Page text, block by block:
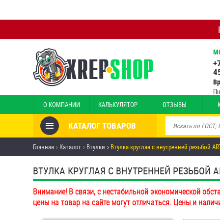
О КОМПАНИИ КАЛЬКУЛЯТОР ОТЗЫВЫ
КАТАЛОГ ТОВАРОВ
Товары со скидкой
Анкеры
Антивандальный крепёж,
инструмент
Болты и винты
Главная Каталог Втулки Втулка круглая с внутренней резьбой
ВТУЛКА КРУГЛАЯ С ВНУТРЕННЕЙ РЕЗЬБОЙ
Внимание! В связи, с нестабильной экономической
цены на товар на сайте могут отличаться. Цены и